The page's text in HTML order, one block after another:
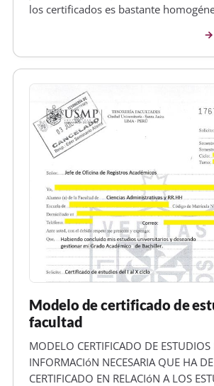
los certificados es bastante
superior del papel ha de figurar
membrete del organismo o
Modelo de certificado de
facultad
MODELO CERTIFICADO DE ESTUDIOS
INFORMACIóN NECESARIA QUE HA DE
CERTIFICADO EN RELACIóN A LOS